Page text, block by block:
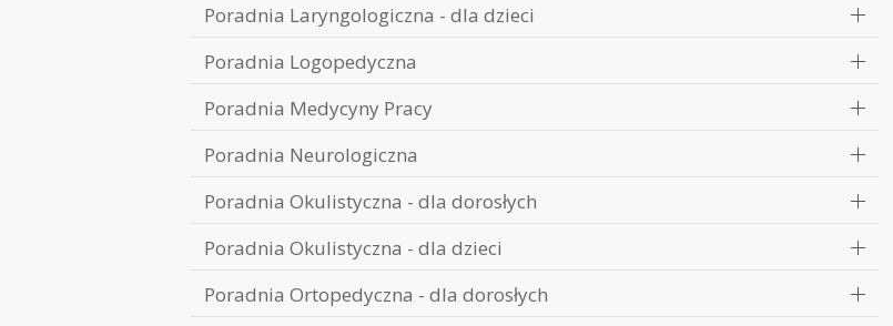
Poradnia Laryngologiczna - dla dzieci
Poradnia Logopedyczna
Poradnia Medycyny Pracy
Poradnia Neurologiczna
Poradnia Okulistyczna - dla dorosłych
Poradnia Okulistyczna - dla dzieci
Poradnia Ortopedyczna - dla dorosłych